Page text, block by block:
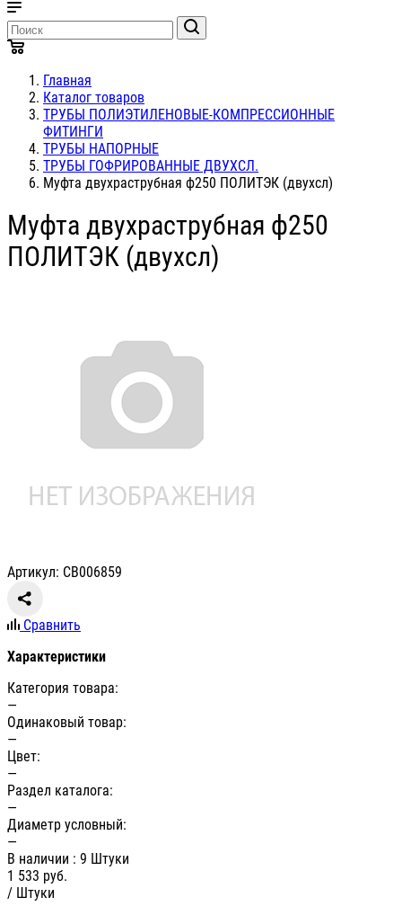
Главная
Каталог товаров
ТРУБЫ ПОЛИЭТИЛЕНОВЫЕ-КОМПРЕССИОННЫЕ
ФИТИНГИ
ТРУБЫ НАПОРНЫЕ
ТРУБЫ ГОФРИРОВАННЫЕ ДВУХСЛ.
Муфта двухраструбная ф250 ПОЛИТЭК (двухсл)
Муфта двухраструбная ф250
ПОЛИТЭК (двухсл)
Артикул: СВ006859
Сравнить
Характеристики
Категория товара:
—
Одинаковый товар:
—
Цвет:
—
Раздел каталога:
—
Диаметр условный:
—
В наличии : 9 Штуки
1 533 руб.
/ Штуки